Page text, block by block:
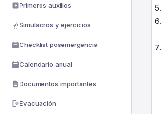
Primeros auxilios
Simulacros y ejercicios
Checklist posemergencia
Calendario anual
Documentos importantes
Evacuación